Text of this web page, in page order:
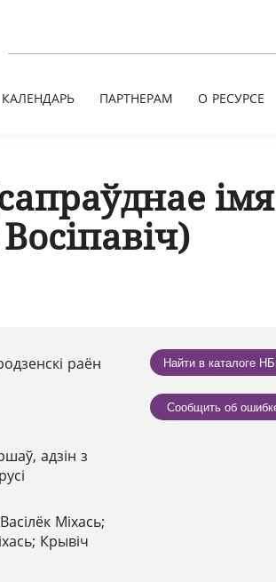
КАЛЕНДАРЬ ПАРТНЕРАМ О РЕСУРСЕ
імя
раён
адзін з
Міхась;
Крывіч
Найти в каталоге
Сообщить об